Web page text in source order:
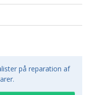
på reparation af